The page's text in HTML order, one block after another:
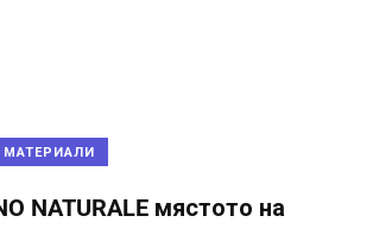
NATURALE мястото на